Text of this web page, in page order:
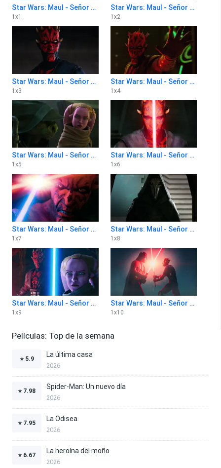
Star Wars: Maul - Señor de las sombras 1x1
1 x1
Star Wars: Maul - Señor de las sombras 1x2
1 x2
Star Wars: Maul - Señor de las sombras 1x3
1 x3
Star Wars: Maul - Señor de las sombras 1x4
1 x4
Star Wars: Maul - Señor de las sombras 1x5
1 x5
Star Wars: Maul - Señor de las sombras 1x6
1 x6
Star Wars: Maul - Señor de las sombras 1x7
1 x7
Star Wars: Maul - Señor de las sombras 1x8
1 x8
Star Wars: Maul - Señor de las sombras 1x9
1 x9
Star Wars: Maul - Señor de las sombras 1x10
1 x10
Películas: Top de la semana
⭐ 5.9
La última casa
2026
⭐ 7.98
Spider-Man: Un nuevo día
2026
⭐ 7.95
La Odisea
2026
⭐ 6.67
La heroína del moño
2026